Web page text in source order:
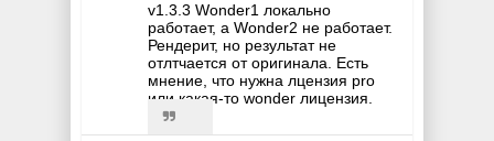
v1.3.3 Wonder1 локально
работает, а Wonder2 не работает.
Рендерит, но результат не
отлтчается от оригинала. Есть
мнение, что нужна лцензия pro
или какая-то wonder лицензия.